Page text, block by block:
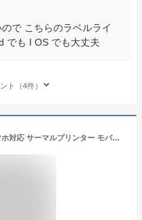
で こちらのラベルライ
でも I OS でも大丈夫
ト（4件）
Phomemo M02 ミニプリター スマホ対応 サーマルプリンター モバイルプリンター フォトプリンター ポータブル式 感熱プリンター ポケットプリンター メモプリンター 付箋プリンター シールプリンター 203DPI Bluetooth接続 作業計画/写真/メモ/手帳/付箋/ワード/ウェブ用 在宅勤務 自宅学習 クリスマス プレゼント 小券印刷 多国言語対応APP 日本語取扱説明書